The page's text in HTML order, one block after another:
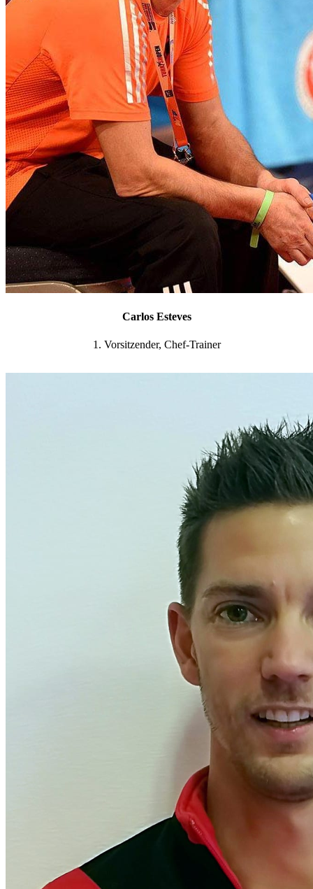
Carlos Esteves
1. Vorsitzender, Chef-Trainer